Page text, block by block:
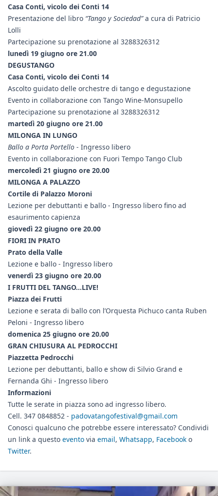
Casa Conti, vicolo dei Conti 14
Presentazione del libro “Tango y Sociedad”a cura di Patricio
Lolli
Partecipazione su prenotazione al 3288326312
lunedì 19 giugno ore 21.00
DEGUSTANGO
Casa Conti, vicolo dei Conti 14
Ascolto guidato delle orchestre di tango e degustazione
Evento in collaborazione con Tango Wine-Monsupello
Partecipazione su prenotazione al 3288326312
martedì 20 giugno ore 21.00
MILONGA IN LUNGO
Ballo a Porta Portello - Ingresso libero
Evento in collaborazione con Fuori Tempo Tango Club
mercoledì 21 giugno ore 20.00
MILONGA A PALAZZO
Cortile di Palazzo Moroni
Lezione per debuttanti e ballo - Ingresso libero fino ad
esaurimento capienza
giovedì 22 giugno ore 20.00
FIORI IN PRATO
Prato della Valle
Lezione e ballo - Ingresso libero
venerdì 23 giugno ore 20.00
I FRUTTI DEL TANGO...LIVE!
Piazza dei Frutti
Lezione e serata di ballo con l’Orquesta Pichuco canta Ruben
Peloni - Ingresso libero
domenica 25 giugno ore 20.00
GRAN CHIUSURA AL PEDROCCHI
Piazzetta Pedrocchi
Lezione per debuttanti, ballo e show di Silvio Grand e
Fernanda Ghi - Ingresso libero
Informazioni
Tutte le serate in piazza sono ad ingresso libero.
Cell. 347 0848852 - padovatangofestival@gmail.com
Conosci qualcuno che potrebbe essere interessato? Condividi
un link a questo evento via email, Whatsapp, Facebook o
Twitter.